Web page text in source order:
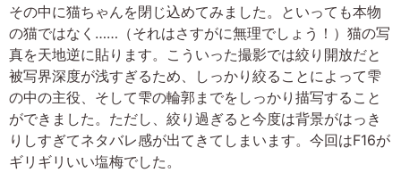
その中に猫ちゃんを閉じ込めてみました。といっても本物
の猫ではなく……（それはさすがに無理でしょう！）猫の写
真を天地逆に貼ります。こういった撮影では絞り開放だと
被写界深度が浅すぎるため、しっかり絞ることによって雫
の中の主役、そして雫の輪郭までをしっかり描写すること
ができました。ただし、絞り過ぎると今度は背景がはっき
りしすぎてネタバレ感が出てきてしまいます。今回はF16が
ギリギリいい塩梅でした。